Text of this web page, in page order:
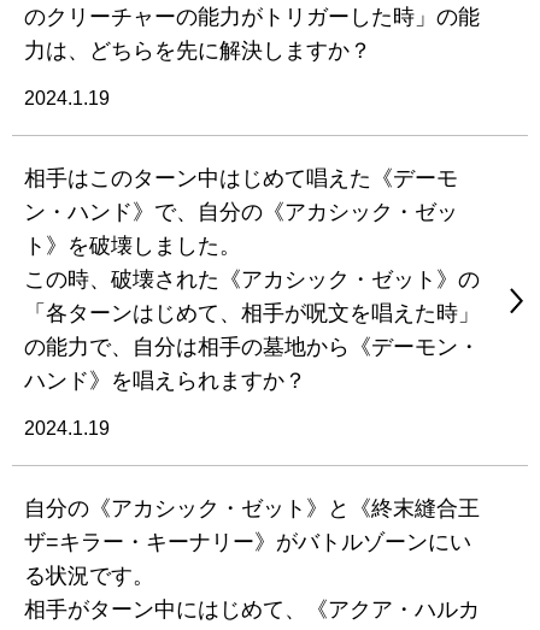
のクリーチャーの能力がトリガーした時」の能
力は、どちらを先に解決しますか？
2024.1.19
相手はこのターン中はじめて唱えた《デーモ
ン・ハンド》で、自分の《アカシック・ゼッ
ト》を破壊しました。
この時、破壊された《アカシック・ゼット》の
「各ターンはじめて、相手が呪文を唱えた時」
の能力で、自分は相手の墓地から《デーモン・
ハンド》を唱えられますか？
2024.1.19
自分の《アカシック・ゼット》と《終末縫合王
ザ=キラー・キーナリー》がバトルゾーンにい
る状況です。
相手がターン中にはじめて、《アクア・ハルカ